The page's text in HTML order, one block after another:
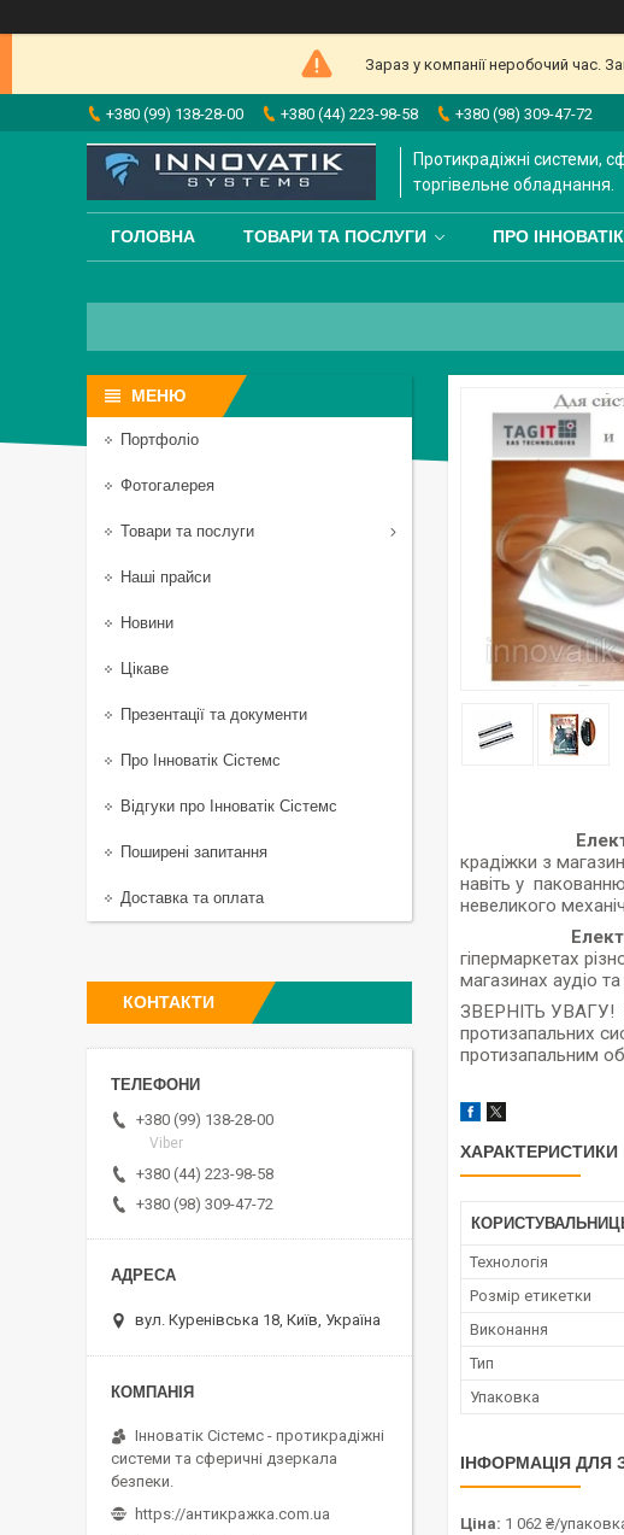
Зараз у компанії неробочий час.
+380 (99) 138-28-00 +380 (44) 223-98-58 +380 (98) 309-47-72
Протикрадіжні системи,
торгівельне обладнання.
ГОЛОВНА ТОВАРИ ТА ПОСЛУГИ ПРО
крадіжки з
навіть у
невеликого
гіпермаркетах
магазинах аудіо та
ЗВЕРНІТЬ УВАГУ!
протизапальних
протизапальним
ХАРАКТЕРИСТИКИ
Технологія
Розмір етикетки
Виконання
Тип
Упаковка
ІНФОРМАЦІЯ ДЛЯ
Ціна: 1 062 ₴/
Портфоліо
Фотогалерея
Товари та послуги
Наші прайси
Новини
Цікаве
Презентації та документи
Про Інноватік Сістемс
Відгуки про Інноватік Сістемс
Поширені запитання
Доставка та оплата
КОНТАКТИ
+380 (99) 138-28-00
Viber
+380 (44) 223-98-58
+380 (98) 309-47-72
вул. Куренівська 18, Київ, Україна
Інноватік Сістемс - протикрадіжні
системи та сферичні дзеркала
безпеки.
https://антикражка.com.ua